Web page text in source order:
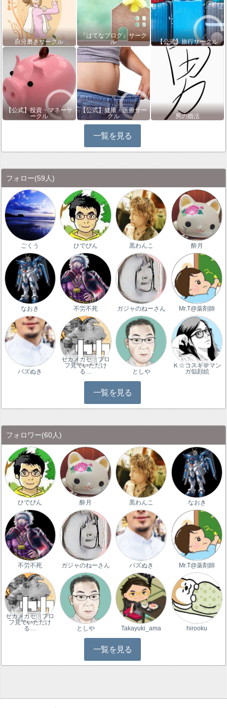
自分磨きサークル
『はてなブログ』サーク
ル
【公式】旅行サークル
【公式】投資・マネーサ
ークル
【公式】健康・医療サー
クル
男の婚活
一覧を見る
フォロー(59人)
ごくう ひでぴん 黒わんこ 酔月
なおき 不労不死 ガジャのねーさん Mr.T@薬剤師
バズぬき
セカメカセ（プロ
フ見ていただけ
る…
としや
Ｋ☆コスギ＠マン
ガ似顔絵
一覧を見る
フォロワー(60人)
ひでぴん 酔月 黒わんこ なおき
不労不死 ガジャのねーさん バズぬき Mr.T@薬剤師
セカメカセ（プロ
フ見ていただけ
る…
としや Takayuki_ama hirooku
一覧を見る